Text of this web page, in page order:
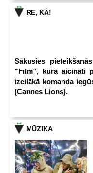
RE, KĀ!
Sākusies
“Film”, kurā aicināti
izcilākā komanda
(Cannes Lions).
MŪZIKA